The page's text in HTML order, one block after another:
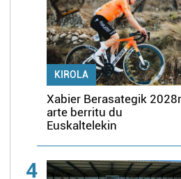
KIROLA
Xabier Berasategik
arte berritu du
Euskaltelekin
4